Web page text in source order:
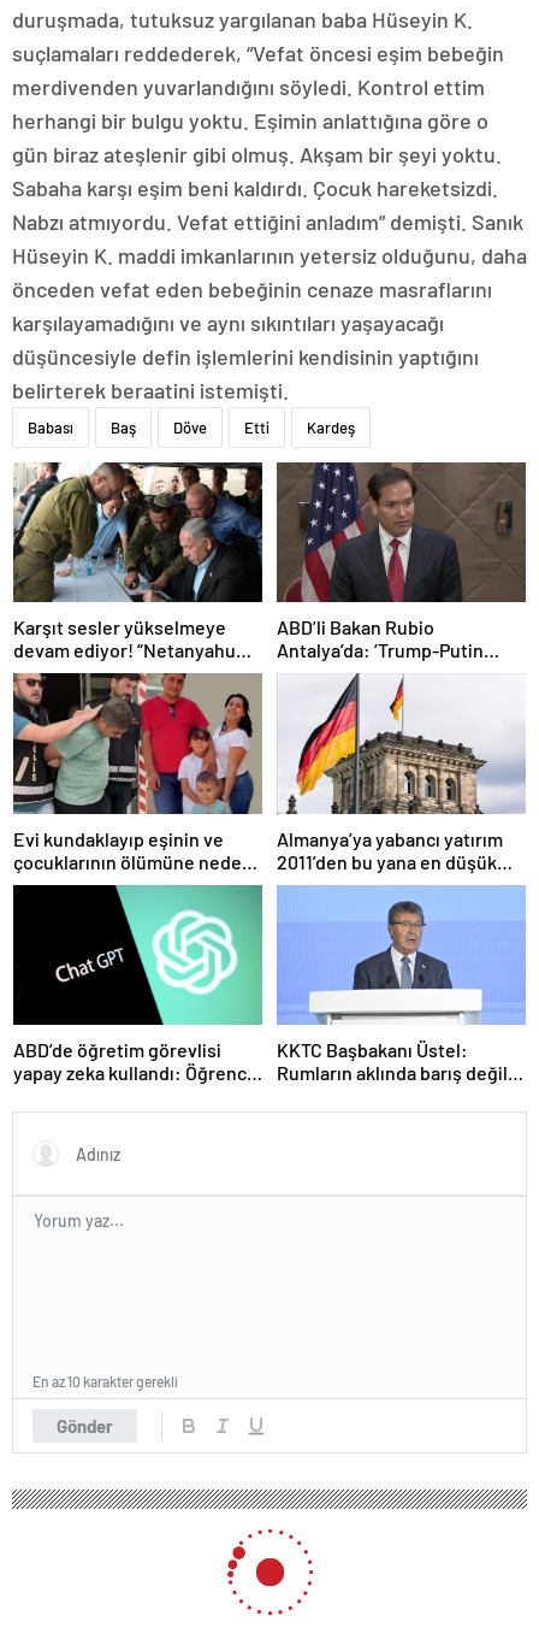
duruşmada, tutuksuz yargılanan baba Hüseyin K.
suçlamaları reddederek, “Vefat öncesi eşim bebeğin
merdivenden yuvarlandığını söyledi. Kontrol ettim
herhangi bir bulgu yoktu. Eşimin anlattığına göre o
gün biraz ateşlenir gibi olmuş. Akşam bir şeyi yoktu.
Sabaha karşı eşim beni kaldırdı. Çocuk hareketsizdi.
Nabzı atmıyordu. Vefat ettiğini anladım” demişti. Sanık
Hüseyin K. maddi imkanlarının yetersiz olduğunu, daha
önceden vefat eden bebeğinin cenaze masraflarını
karşılayamadığını ve aynı sıkıntıları yaşayacağı
düşüncesiyle defin işlemlerini kendisinin yaptığını
belirterek beraatini istemişti.
Babası Baş Döve Etti Kardeş
Karşıt sesler yükselmeye
devam ediyor! “Netanyahu
geleceğimizi Gazze’nin
kumlarına gömüyor”
ABD’li Bakan Rubio
Antalya’da: ‘Trump-Putin
görüşmedikçe başaramayız’
Evi kundaklayıp eşinin ve
çocuklarının ölümüne neden
olmuştu! Yeni görüntüler
Almanya’ya yabancı yatırım
2011’den bu yana en düşük
seviyede
ABD’de öğretim görevlisi
yapay zeka kullandı: Öğrenci
KKTC Başbakanı Üstel:
Rumların aklında barış değil
Gönder
En az 10 karakter gerekli